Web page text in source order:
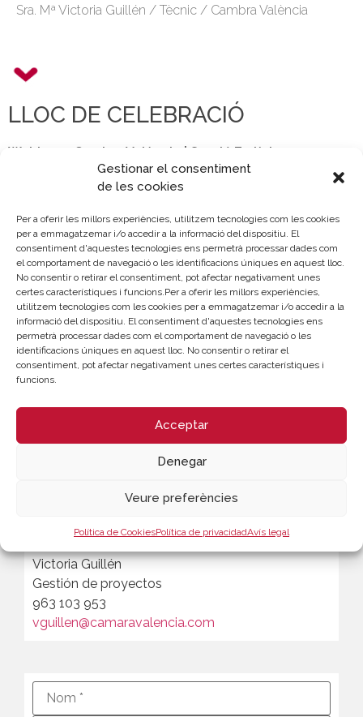
Gestionar el consentiment
de les cookies
Per a oferir les millors experiències, utilitzem tecnologies com les cookies
per a emmagatzemar i/o accedir a la informació del dispositiu. El
consentiment d'aquestes tecnologies ens permetrà processar dades com
el comportament de navegació o les identificacions úniques en aquest lloc.
No consentir o retirar el consentiment, pot afectar negativament unes
certes característiques i funcions.Per a oferir les millors experiències,
utilitzem tecnologies com les cookies per a emmagatzemar i/o accedir a la
informació del dispositiu. El consentiment d'aquestes tecnologies ens
permetrà processar dades com el comportament de navegació o les
identificacions úniques en aquest lloc. No consentir o retirar el
consentiment, pot afectar negativament unes certes característiques i
funcions.
Acceptar
Denegar
Veure preferències
Política de CookiesPolítica de privacidadAvís legal
Sra. Mª Victoria Guillén / Tècnic / Cambra València
LLOC DE CELEBRACIÓ
Webinar - Cambra València | Sessió En línia
Patrocina
Victoria Guillén
Gestión de proyectos
963 103 953
vguillen@camaravalencia.com